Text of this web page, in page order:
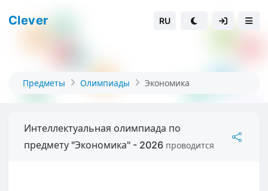
Clever RU
Предметы Олимпиады Экономика
Интеллектуальная олимпиада по
предмету "Экономика" - 2026 проводится